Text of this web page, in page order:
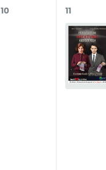
10 11